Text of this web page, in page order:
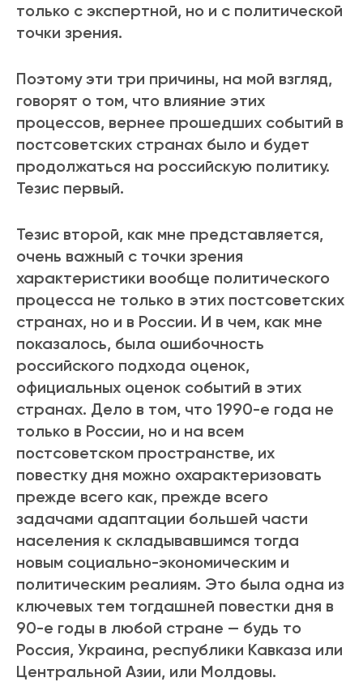
только с экспертной, но и с политической
точки зрения.
Поэтому эти три причины, на мой взгляд,
говорят о том, что влияние этих
процессов, вернее прошедших событий в
постсоветских странах было и будет
продолжаться на российскую политику.
Тезис первый.
Тезис второй, как мне представляется,
очень важный с точки зрения
характеристики вообще политического
процесса не только в этих постсоветских
странах, но и в России. И в чем, как мне
показалось, была ошибочность
российского подхода оценок,
официальных оценок событий в этих
странах. Дело в том, что 1990-е года не
только в России, но и на всем
постсоветском пространстве, их
повестку дня можно охарактеризовать
прежде всего как, прежде всего
задачами адаптации большей части
населения к складывавшимся тогда
новым социально-экономическим и
политическим реалиям. Это была одна из
ключевых тем тогдашней повестки дня в
90-е годы в любой стране — будь то
Россия, Украина, республики Кавказа или
Центральной Азии, или Молдовы.